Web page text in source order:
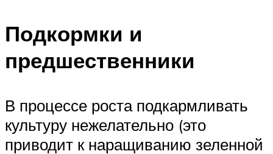
Подкормки и
предшественники
В процессе роста подкармливать
культуру нежелательно (это
приводит к наращиванию зеленной